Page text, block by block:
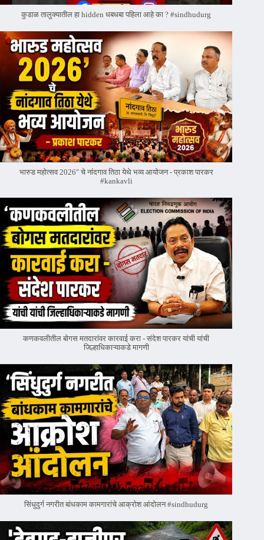
कुडाळ तालुक्यातील हा hidden धबधबा पहिला आहे का ? #sindhudurg
भारुड महोत्सव 2026" चे नांदगाव तिठा येथे भव्य आयोजन - प्रकाश पारकर
#kankavli
कणकवलीतील बोगस मतदारांवर‌ कारवाई करा - संदेश पारकर यांची यांची
जिल्हाधिकाऱ्याकडे मागणी
सिंधुदुर्ग नगरीत बांधकाम कामगारांचे आक्रोश आंदोलन #sindhudurg